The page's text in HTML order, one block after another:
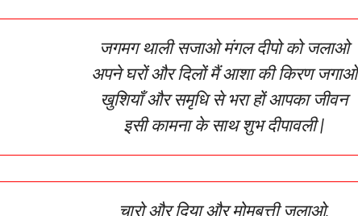
जगमग थाली सजाओ मंगल दीपो को जलाओ
अपने घरों और दिलों मैं आशा की किरण जगाओ
खुशियाँ और समृधि से भरा हों आपका जीवन
इसी कामना के साथ शुभ दीपावली |
चारो और दिया और मोमबत्ती जलाओ,